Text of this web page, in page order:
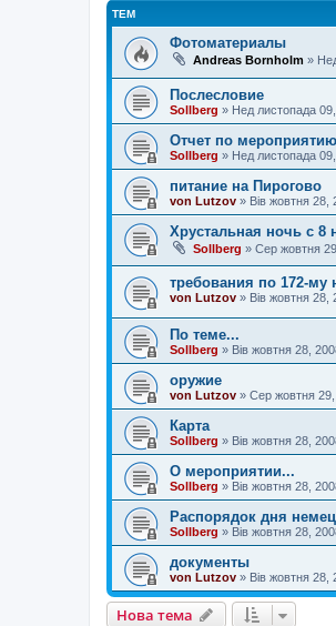
ТЕМ
Фотоматериалы
Andreas Bornholm »
Послесловие
Sollberg » Нед листопада
Отчет по мероприятию
Sollberg » Нед листопада
питание на Пирогово
von Lutzov » Вів жовтня 28,
Хрустальная ночь с 8
Sollberg » Сер жовтня
требования по 172-му
von Lutzov » Вів жовтня 28,
По теме...
Sollberg » Вів жовтня 28,
оружие
von Lutzov » Сер жовтня
Карта
Sollberg » Вів жовтня 28,
О мероприятии...
Sollberg » Вів жовтня 28,
Распорядок дня
Sollberg » Вів жовтня 28,
документы
von Lutzov » Вів жовтня 28,
Нова тема